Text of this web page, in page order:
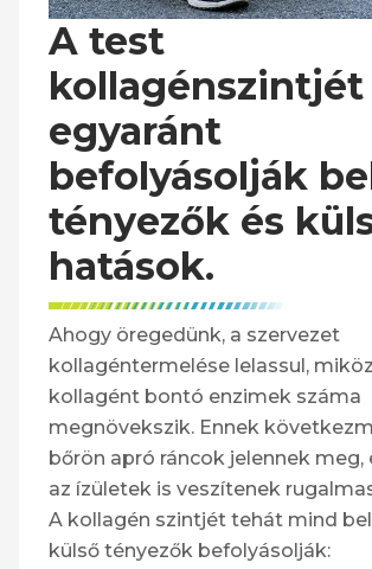
A test
kollagénszintjét
egyaránt
befolyásolják
tényezők és
hatások.
Ahogy öregedünk, a szervezet
kollagéntermelése lelassul,
kollagént bontó enzimek száma
megnövekszik. Ennek
bőrön apró ráncok jelennek meg,
az ízületek is veszítenek
A kollagén szintjét tehát mind
külső tényezők befolyásolják: